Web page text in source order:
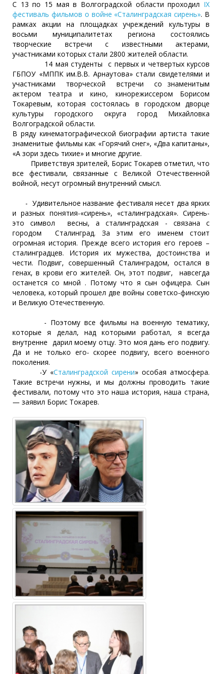
С 13 по 15 мая в Волгоградской области проходил IX
фестиваль фильмов о войне «Сталинградская сирень». В
рамках акции на площадках учреждений культуры в
восьми муниципалитетах региона состоялись
творческие встречи с известными актерами,
участниками которых стали 2800 жителей области.
14 мая студенты с первых и четвертых курсов
ГБПОУ «МППК им.В.В. Арнаутова» стали свидетелями и
участниками творческой встречи со знаменитым
актером театра и кино, кинорежиссером Борисом
Токаревым, которая состоялась в городском дворце
культуры городского округа город Михайловка
Волгоградской области.
В ряду кинематографической биографии артиста такие
знаменитые фильмы как «Горячий снег», «Два капитаны»,
«А зори здесь тихие» и многие другие.
Приветствуя зрителей, Борис Токарев отметил, что
все фестивали, связанные с Великой Отечественной
войной, несут огромный внутренний смысл.
- Удивительное название фестиваля несет два ярких
и разных понятия-«сирень», «сталинградская». Сирень-
это символ весны, а сталинградская - связана с
городом Сталинград. За этим его именем стоит
огромная история. Прежде всего история его героев –
сталинградцев. История их мужества, достоинства и
чести. Подвиг, совершенный Сталинградом, остался в
генах, в крови его жителей. Он, этот подвиг, навсегда
останется со мной . Потому что я сын офицера. Сын
человека, который прошел две войны советско-финскую
и Великую Отечественную.
- Поэтому все фильмы на военную тематику,
которые я делал, над которыми работал, я всегда
внутренне дарил моему отцу. Это моя дань его подвигу.
Да и не только его- скорее подвигу, всего военного
поколения.
-У «Сталинградской сирени» особая атмосфера.
Такие встречи нужны, и мы должны проводить такие
фестивали, потому что это наша история, наша страна,
— заявил Борис Токарев.